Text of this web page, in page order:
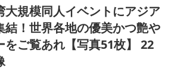
大規模同人イベントにアジア
結！世界各地の優美かつ艶や
をご覧あれ【写真51枚】 22